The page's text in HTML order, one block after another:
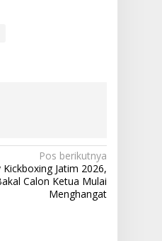
Pos berikutnya
Jatim 2026,
Calon Ketua Mulai
Menghangat